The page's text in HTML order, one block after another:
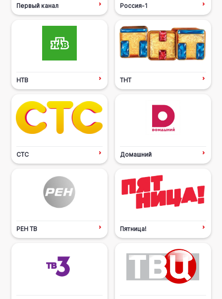
Первый канал Россия-1
НТВ ТНТ
СТС Домашний
РЕН ТВ Пятница!